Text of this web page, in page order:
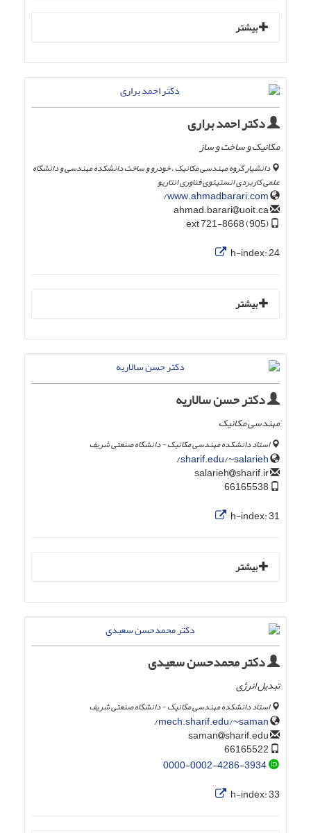
بیشتر
دکتر احمد براری
مکانیک و ساخت و ساز
دانشیار گروه مهندسی مکانیک ، خودرو و ساخت دانشکده مهندسی و دانشگاه
علمی کاربردی انستیتوی فناوری انتاریو
www.ahmadbarari.com/
uoit.ca
(905) 721-8668 ext
h-index:24
بیشتر
دکتر حسن سالاریه
مهندسی مکانیک
استاد دانشکده مهندسی مکانیک - دانشگاه صنعتی شریف
sharif.edu/~salarieh/
sharif.ir
h-index:31
بیشتر
دکتر محمدحسن سعیدی
تبدیل انرژی
استاد دانشکده مهندسی مکانیک - دانشگاه صنعتی شریف
mech.sharif.edu/~saman/
sharif.edu
0000-0002-4286-3934
h-index:33